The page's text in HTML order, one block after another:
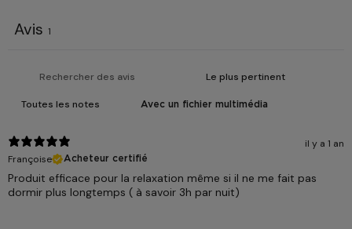
Avis 1
Avec un fichier multimédia
il y a 1 an
Françoise
Acheteur certifié
Produit efficace pour la relaxation même si il ne me fait pas
dormir plus longtemps ( à savoir 3h par nuit)